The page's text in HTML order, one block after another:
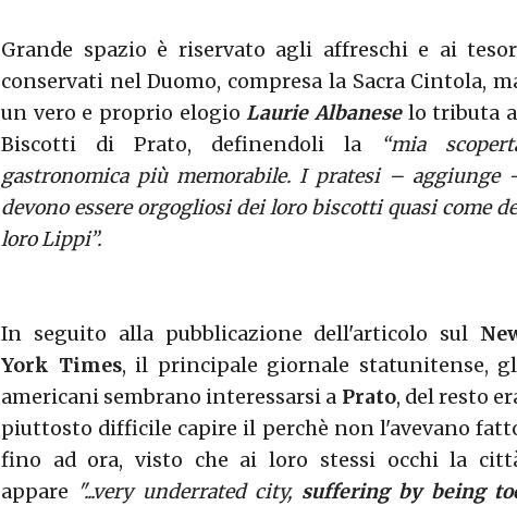
Grande spazio è riservato agli affreschi e ai
conservati nel Duomo, compresa la Sacra Cintola,
un vero e proprio elogioLaurie Albaneselo tributa
Biscotti di Prato, definendoli la
“mia
gastronomica più memorabile. I pratesi – aggiunge
devono essere orgogliosi dei loro biscotti quasi come
loro Lippi”.
In seguito alla pubblicazione dell'articolo sul
York Times, il principale giornale statunitense,
americani sembrano interessarsi a Prato, del resto
piuttosto difficile capire il perchè non l'avevano
fino ad ora, visto che ai loro stessi occhi la
appare "...very underrated city, suffering by being